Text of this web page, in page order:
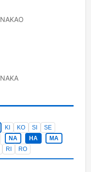
NAKAO
NAKA
KI KO SI
SE
NA HA
MA
RI RO